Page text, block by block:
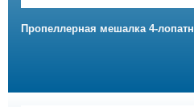
Пропеллерная мешалка 4-